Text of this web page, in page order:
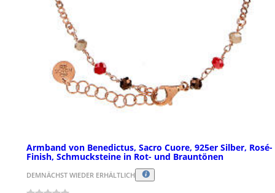
Armband von Benedictus, Sacro Cuore, 925er Silber, Rosé-
Finish, Schmucksteine in Rot- und Brauntönen
DEMNÄCHST WIEDER ERHÄLTLICH